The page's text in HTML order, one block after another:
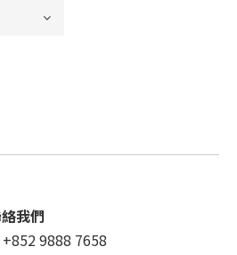
我們
+852 9888 7658